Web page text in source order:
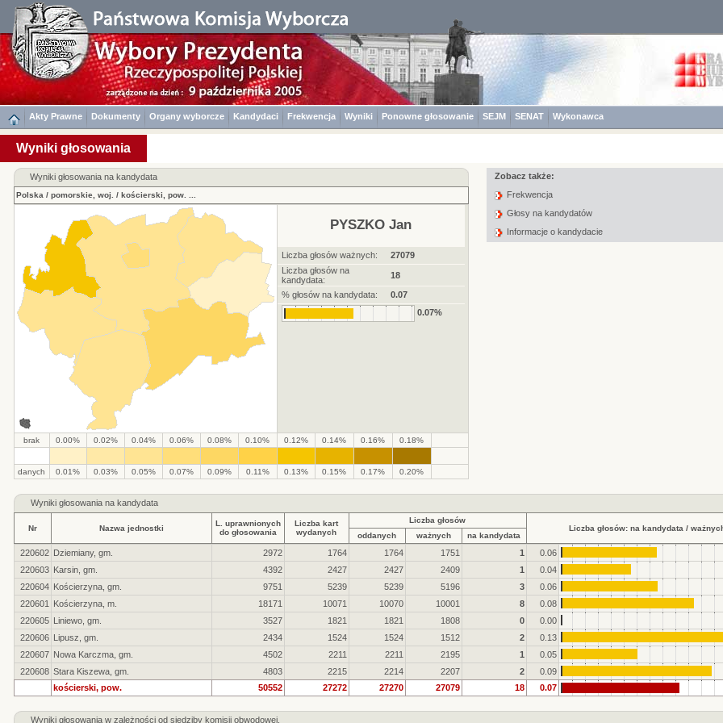
Akty Prawne Dokumenty Organy wyborcze Kandydaci Frekwencja Wyniki Ponowne głosowanie SEJM SENAT Wykonawca
Wyniki głosowania
Wyniki głosowania na kandydata
Polska / pomorskie, woj. / kościerski, pow.
PYSZKO Jan
Liczba głosów ważnych:
27079
Liczba głosów na
kandydata:
18
% głosów na kandydata:
0.07
0.07%
brak 0.00% 0.02% 0.04% 0.06% 0.08% 0.10% 0.12% 0.14% 0.16% 0.18%
danych 0.01% 0.03% 0.05% 0.07% 0.09% 0.11% 0.13% 0.15% 0.17% 0.20%
Zobacz także:
Frekwencja
Głosy na kandydatów
Informacje o kandydacie
Wyniki głosowania na kandydata
Nr Nazwa jednostki
L. uprawnionych
do głosowania
Liczba kart
wydanych
Liczba głosów
Liczba głosów: na kandydata /
oddanych
ważnych na kandydata
220602 Dziemiany, gm. 2972 1764 1764 1751 1
0.06
220603 Karsin, gm. 4392 2427 2427 2409 1
0.04
220604 Kościerzyna, gm. 9751 5239 5239 5196 3
0.06
220601
Kościerzyna, m. 18171 10071 10070 10001 8
0.08
220605 Liniewo, gm. 3527 1821 1821 1808 0
0.00
220606 Lipusz, gm. 2434 1524 1524 1512 2
0.13
220607 Nowa Karczma, gm. 4502 2211 2211 2195 1
0.05
220608 Stara Kiszewa, gm. 4803 2215 2214 2207 2
0.09
kościerski, pow.
50552 27272 27270 27079 18 0.07
Wyniki głosowania w zależności od siedziby komisji obwodowej.